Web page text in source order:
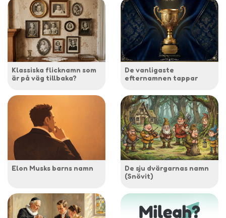
Klassiska flicknamn som
är på väg tillbaka?
De vanligaste
efternamnen tappar
Elon Musks barns namn
De sju dvärgarnas namn
(Snövit)